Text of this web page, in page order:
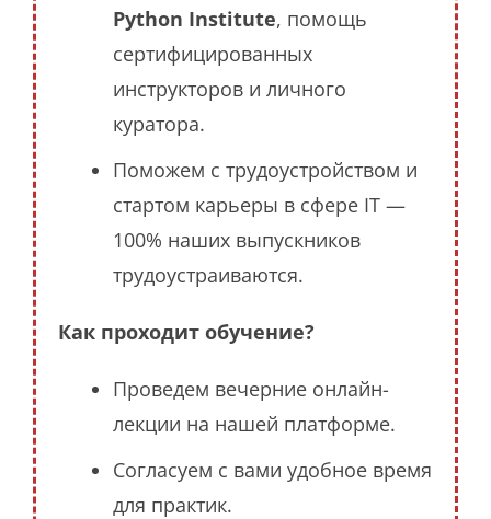
Python Institute, помощь
сертифицированных
инструкторов и личного
куратора.
Поможем с трудоустройством и
стартом карьеры в сфере IT —
100% наших выпускников
трудоустраиваются.
Как проходит обучение?
Проведем вечерние онлайн-
лекции на нашей платформе.
Согласуем с вами удобное время
для практик.